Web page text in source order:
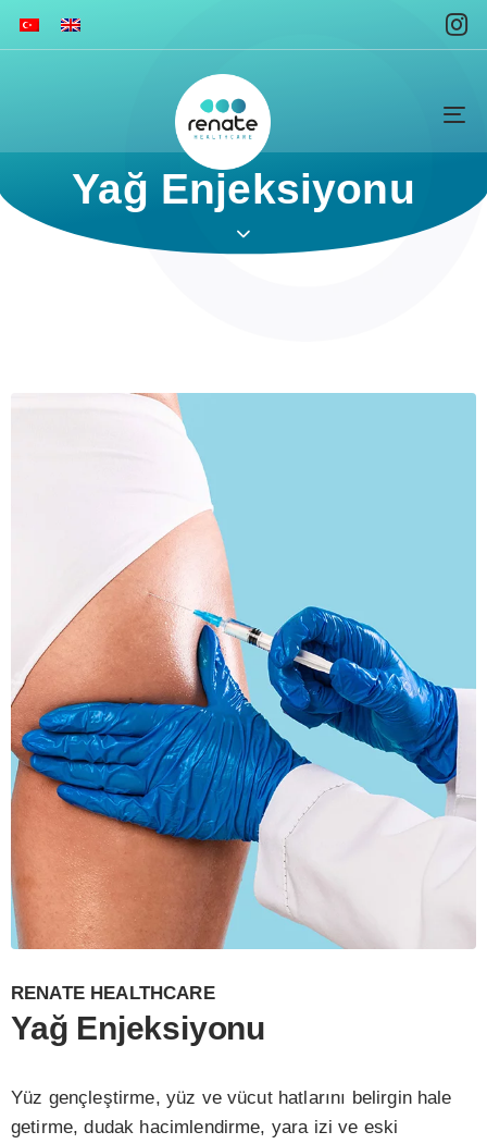
Yağ Enjeksiyonu ​
RENATE HEALTHCARE
Yağ Enjeksiyonu
Yüz gençleştirme, yüz ve vücut hatlarını belirgin hale
getirme, dudak hacimlendirme, yara izi ve eski